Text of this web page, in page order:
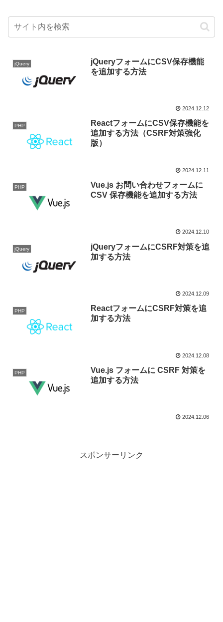
jQuery
jQueryフォームにCSV保存機能
を追加する方法
2024.12.12
PHP
ReactフォームにCSV保存機能を
追加する方法（CSRF対策強化
版）
2024.12.11
PHP
Vue.js お問い合わせフォームに
CSV 保存機能を追加する方法
2024.12.10
jQuery
jQueryフォームにCSRF対策を追
加する方法
2024.12.09
PHP
ReactフォームにCSRF対策を追
加する方法
2024.12.08
PHP
Vue.js フォームに CSRF 対策を
追加する方法
2024.12.06
スポンサーリンク